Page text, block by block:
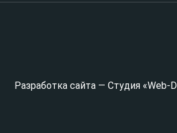
Разработка сайта — Студия «Web-